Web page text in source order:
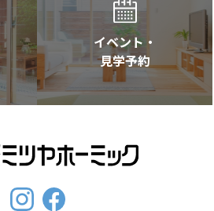
イベント・
見学予約